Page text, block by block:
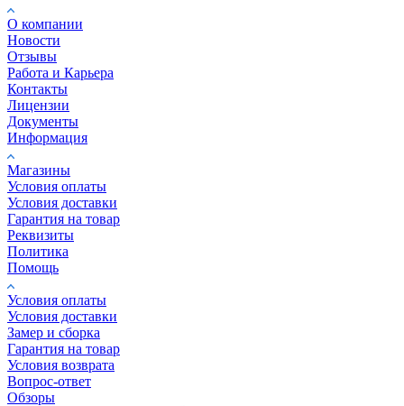
О компании
Новости
Отзывы
Работа и Карьера
Контакты
Лицензии
Документы
Информация
Магазины
Условия оплаты
Условия доставки
Гарантия на товар
Реквизиты
Политика
Помощь
Условия оплаты
Условия доставки
Замер и сборка
Гарантия на товар
Условия возврата
Вопрос-ответ
Обзоры